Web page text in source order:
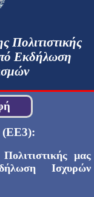
Πολιτιστικής
Εκδήλωση
μας
Ισχυρών